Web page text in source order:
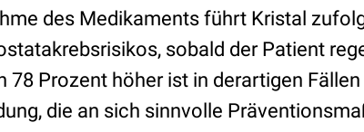
des Medikaments führt Kristal
sobald der Patient
78 Prozent höher ist in derartigen
die an sich sinnvolle